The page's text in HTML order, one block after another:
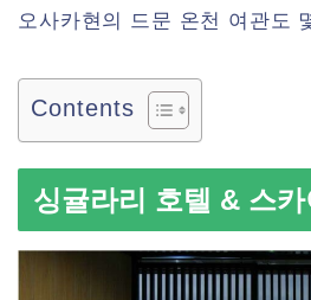
오사카현의 드문 온천 여관도
Contents
싱귤라리 호텔 & 스